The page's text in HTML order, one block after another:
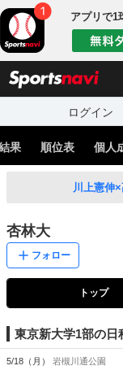
アプリで1
ログイン
果 順位表 個人
川上憲伸×
杏林大
フォロー
トップ
東京新大学1部の日
5/18（月） 岩槻川通公園